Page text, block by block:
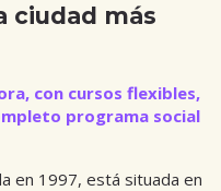
ciudad más
con cursos flexibles,
programa social
en 1997, está situada en